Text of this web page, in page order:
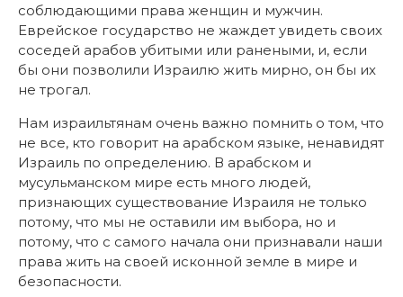
соблюдающими права женщин и мужчин.
Еврейское государство не жаждет увидеть своих
соседей арабов убитыми или ранеными, и, если
бы они позволили Израилю жить мирно, он бы их
не трогал.
Нам израильтянам очень важно помнить о том, что
не все, кто говорит на арабском языке, ненавидят
Израиль по определению. В арабском и
мусульманском мире есть много людей,
признающих существование Израиля не только
потому, что мы не оставили им выбора, но и
потому, что с самого начала они признавали наши
права жить на своей исконной земле в мире и
безопасности.